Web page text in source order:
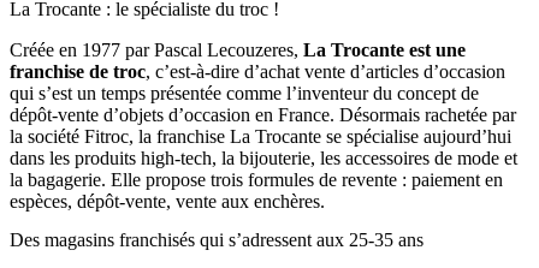
La Trocante : le spécialiste du troc !
Créée en 1977 par Pascal Lecouzeres, La Trocante est une
franchise de troc, c’est-à-dire d’achat vente d’articles d’occasion
qui s’est un temps présentée comme l’inventeur du concept de
dépôt-vente d’objets d’occasion en France. Désormais rachetée par
la société Fitroc, la franchise La Trocante se spécialise aujourd’hui
dans les produits high-tech, la bijouterie, les accessoires de mode et
la bagagerie. Elle propose trois formules de revente : paiement en
espèces, dépôt-vente, vente aux enchères.
Des magasins franchisés qui s’adressent aux 25-35 ans